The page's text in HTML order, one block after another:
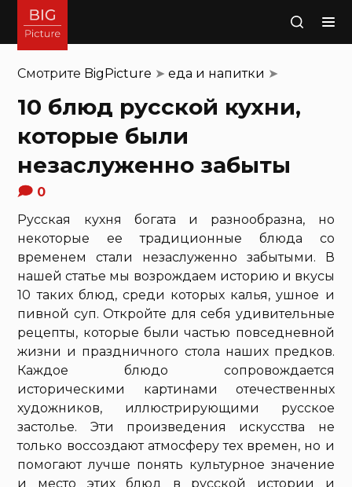
Поиск
Смотрите BigPicture ➤еда и напитки ➤
10 блюд русской кухни,
которые были
незаслуженно забыты
0
Русская кухня богата и разнообразна, но
некоторые ее традиционные блюда со
временем стали незаслуженно забытыми. В
нашей статье мы возрождаем историю и вкусы
10 таких блюд, среди которых калья, ушное и
пивной суп. Откройте для себя удивительные
рецепты, которые были частью повседневной
жизни и праздничного стола наших предков.
Каждое блюдо сопровождается
историческими картинами отечественных
художников, иллюстрирующими русское
застолье. Эти произведения искусства не
только воссоздают атмосферу тех времен, но и
помогают лучше понять культурное значение
и место этих блюд в русской истории и